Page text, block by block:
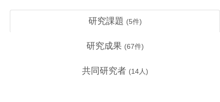
研究課題 (5件)
研究成果 (67件)
共同研究者 (14人)